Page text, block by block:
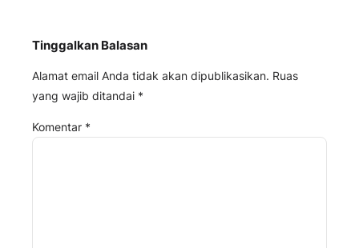
Tinggalkan Balasan
Alamat email Anda tidak akan dipublikasikan. Ruas
yang wajib ditandai *
Komentar *